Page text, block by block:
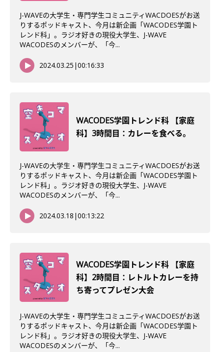
J-WAVEの大学生・専門学生コミュニティWACDOESがお送
りするポッドキャスト、今月は新企画「WACODES学園ト
レンド科」。ラジオ好きの現役大学生、J-WAVE
WACODESのメンバーが、「今...
2024.03.25 |00:16:33
WACODES学園トレンド科 【家庭
科】3時間目：カレーを食べる。
J-WAVEの大学生・専門学生コミュニティWACDOESがお送
りするポッドキャスト、今月は新企画「WACODES学園ト
レンド科」。ラジオ好きの現役大学生、J-WAVE
WACODESのメンバーが、「今...
2024.03.18 |00:13:22
WACODES学園トレンド科 【家庭
科】2時間目：レトルトカレーを持
ち寄ってプレゼン大会
J-WAVEの大学生・専門学生コミュニティWACDOESがお送
りするポッドキャスト、今月は新企画「WACODES学園ト
レンド科」。ラジオ好きの現役大学生、J-WAVE
WACODESのメンバーが、「今...